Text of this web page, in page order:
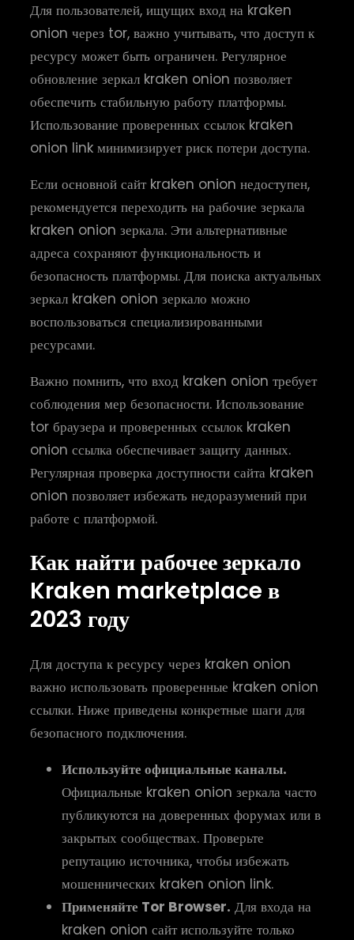
Для пользователей, ищущих вход на kraken
onion через tor, важно учитывать, что доступ к
ресурсу может быть ограничен. Регулярное
обновление зеркал kraken onion позволяет
обеспечить стабильную работу платформы.
Использование проверенных ссылок kraken
onion link минимизирует риск потери доступа.
Если основной сайт kraken onion недоступен,
рекомендуется переходить на рабочие зеркала
kraken onion зеркала. Эти альтернативные
адреса сохраняют функциональность и
безопасность платформы. Для поиска актуальных
зеркал kraken onion зеркало можно
воспользоваться специализированными
ресурсами.
Важно помнить, что вход kraken onion требует
соблюдения мер безопасности. Использование
tor браузера и проверенных ссылок kraken
onion ссылка обеспечивает защиту данных.
Регулярная проверка доступности сайта kraken
onion позволяет избежать недоразумений при
работе с платформой.
Как найти рабочее зеркало
Kraken marketplace в
2023 году
Для доступа к ресурсу через kraken onion
важно использовать проверенные kraken onion
ссылки. Ниже приведены конкретные шаги для
безопасного подключения.
Используйте официальные каналы.
Официальные kraken onion зеркала часто
публикуются на доверенных форумах или в
закрытых сообществах. Проверьте
репутацию источника, чтобы избежать
мошеннических kraken onion link.
Применяйте Tor Browser. Для входа на
kraken onion сайт используйте только